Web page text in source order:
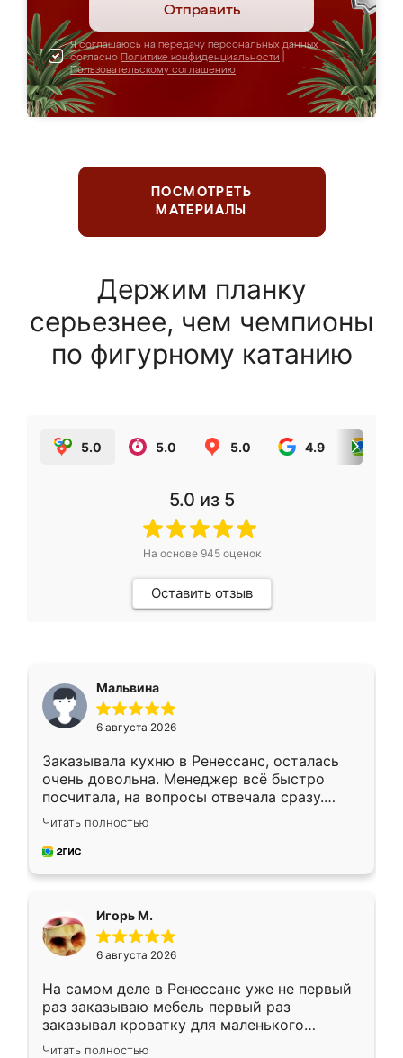
Отправить
Я соглашаюсь на передачу персональных данных
согласно Политике конфиденциальности
Пользовательскому соглашению
ПОСМОТРЕТЬ
МАТЕРИАЛЫ
Держим планку
серьезнее, чем чемпионы
по фигурному катанию
5.0 5.0 5.0 4.9
5.0 из 5
На основе 945оценок
Оставить отзыв
Мальвина
6 августа 2026
Заказывала кухню в Ренессанс, осталась
очень довольна. Менеджер всё быстро
посчитала, на вопросы отвечала сразу.
Замерщик приехал в субботу, подошёл к
делу со всей ответственностью. Собрали
за день, ребята работали аккуратно, даже
Читать полностью
Игорь М.
6 августа 2026
На самом деле в Ренессанс уже не первый
раз заказываю мебель первый раз
заказывал кроватку для маленького
ребёнка при его рождении ,во второй раз
Читать полностью